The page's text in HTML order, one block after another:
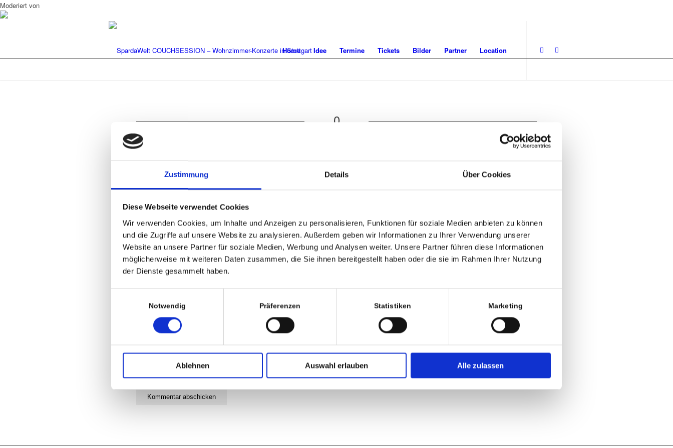
Zustimmung Details Über Cookies
Diese Webseite verwendet Cookies
Wir verwenden Cookies, um Inhalte und Anzeigen zu personalisieren, Funktionen für soziale Medien anbieten zu können
und die Zugriffe auf unsere Website zu analysieren. Außerdem geben wir Informationen zu Ihrer Verwendung unserer
Website an unsere Partner für soziale Medien, Werbung und Analysen weiter. Unsere Partner führen diese Informationen
möglicherweise mit weiteren Daten zusammen, die Sie ihnen bereitgestellt haben oder die sie im Rahmen Ihrer Nutzung
der Dienste gesammelt haben.
Notwendig Präferenzen Statistiken Marketing
Ablehnen Auswahl erlauben Alle zulassen
Moderiert von
Home Idee Termine Tickets Bilder Partner Location
0
Hinterlasse einen Kommentar
An der Diskussion beteiligen?
E-Mail-Adresse